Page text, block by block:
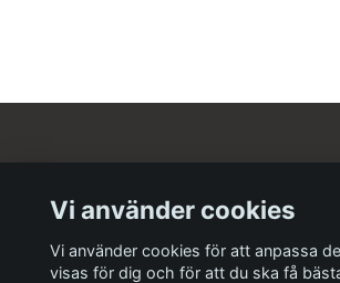
Kundtjänst
Vi använder cookies
Vi använder cookies för att anpassa
visas för dig och för att du ska få